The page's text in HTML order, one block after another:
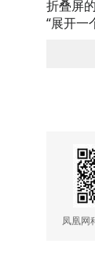
折叠屏
“展开一
凤凰网